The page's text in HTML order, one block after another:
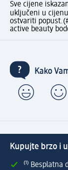
Sve cijene
uključeni u
ostvariti popust.
active beauty
Kako
Kupujte brzo i
⁽¹⁾